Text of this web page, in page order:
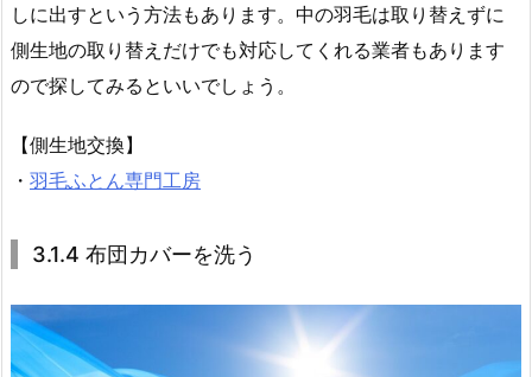
しに出すという方法もあります。中の羽毛は取り替えずに
側生地の取り替えだけでも対応してくれる業者もあります
ので探してみるといいでしょう。
【側生地交換】
・ 羽毛ふとん専門工房
3.1.4 布団カバーを洗う